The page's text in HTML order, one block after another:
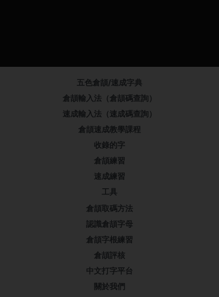
五色倉頡/速成字典
倉頡輸入法（倉頡碼查詢）
速成輸入法（速成碼查詢）
倉頡速成教學課程
收錄的字
倉頡練習
速成練習
工具
倉頡取碼方法
認識倉頡字母
倉頡字根練習
倉頡評核
中文打字平台
關於我們